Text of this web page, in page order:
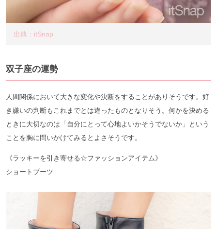
出典：itSnap
双子座の運勢
人間関係において大きな変化や決断をすることがありそうです。好
き嫌いの判断もこれまでとは違ったものとなりそう。何かを決める
ときに大切なのは「自分にとって心地よいかそうでないか」という
ことを胸に問いかけてみるとよさそうです。
《ラッキーを引き寄せる☆ファッションアイテム》
ショートブーツ